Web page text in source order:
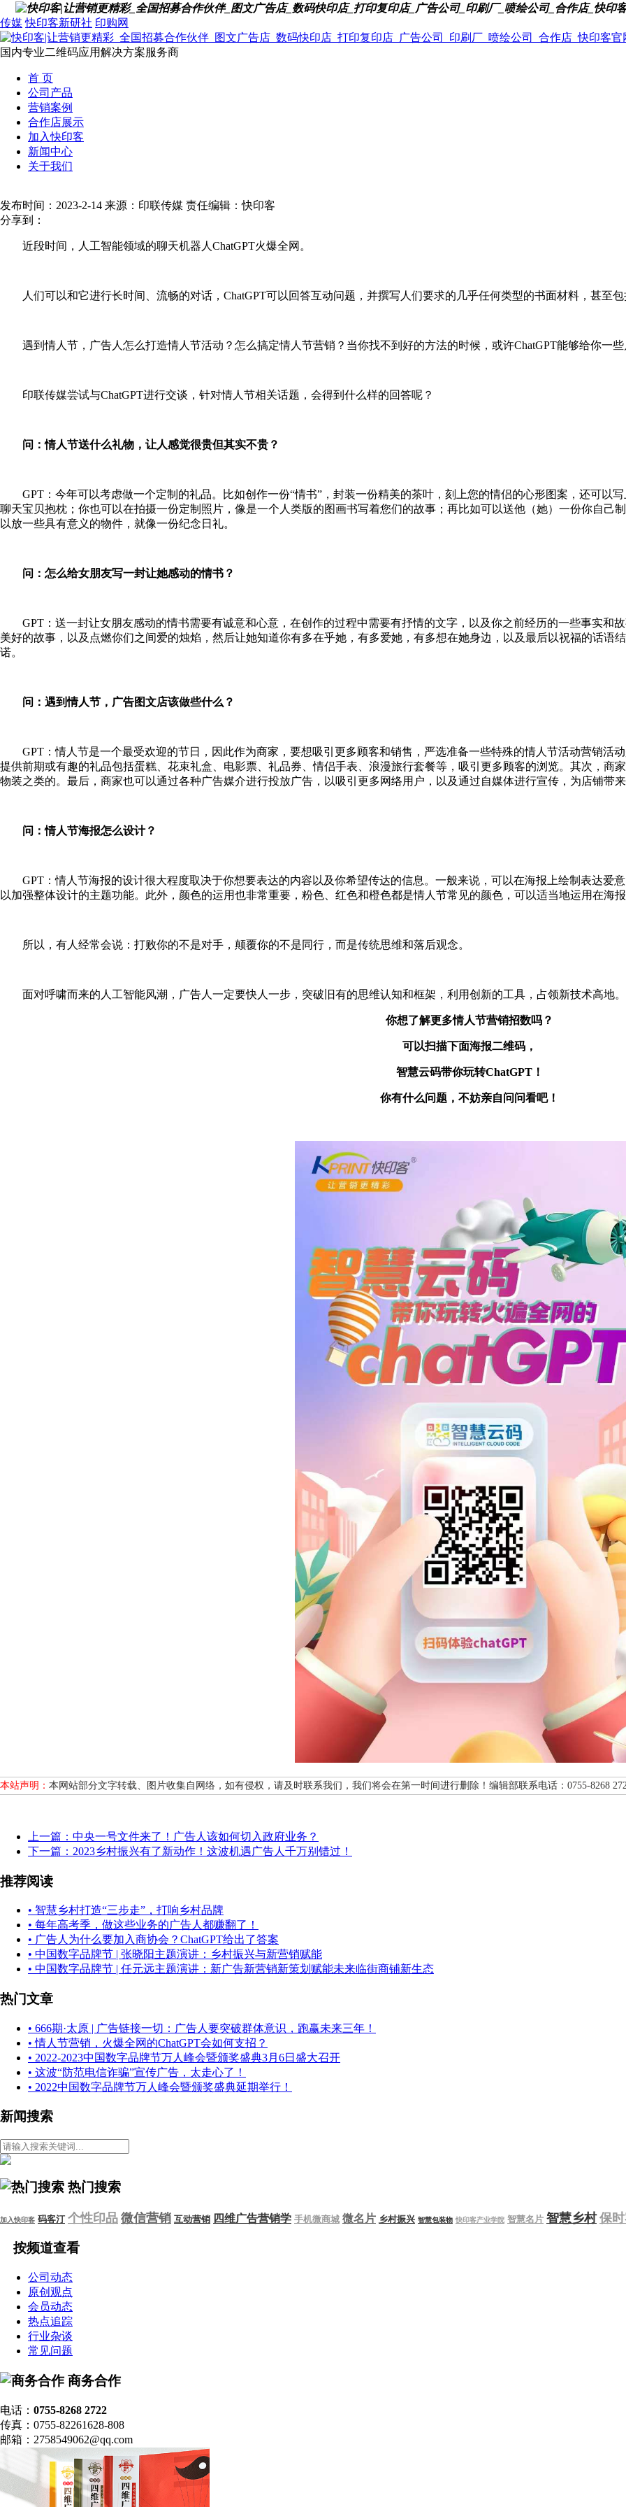
传媒 快印客新研社 印购网
国内专业二维码应用解决方案服务商
首 页
公司产品
营销案例
合作店展示
加入快印客
新闻中心
关于我们
>新闻中心>热点追踪
情人节营销，火爆全网的ChatGPT会如何支招？
发布时间：2023-2-14 来源：印联传媒 责任编辑：快印客
分享到：
近段时间，人工智能领域的聊天机器人ChatGPT火爆全网。
人们可以和它进行长时间、流畅的对话，ChatGPT可以回答互动问题，并撰写人们要求的几乎任何类型的书面材料，甚至
遇到情人节，广告人怎么打造情人节活动？怎么搞定情人节营销？当你找不到好的方法的时候，或许ChatGPT能够给你一
印联传媒尝试与ChatGPT进行交谈，针对情人节相关话题，会得到什么样的回答呢？
问：情人节送什么礼物，让人感觉很贵但其实不贵？
GPT： 今年可以考虑做一个定制的礼品。比如创作一份“情书”，封装一份精美的茶叶，刻上您的情侣的心形图案，还可以
聊天宝贝抱枕；你也可以在拍摄一份定制照片，像是一个人类版的图画书写着您们的故事；再比如可以送他（她）一份你自己
以放一些具有意义的物件，就像一份纪念日礼。
问： 怎么给女朋友写一封让她感动的情书？
GPT： 送一封让女朋友感动的情书需要有诚意和心意，在创作的过程中需要有抒情的文字，以及你之前经历的一些事实和
美好的故事，以及点燃你们之间爱的烛焰，然后让她知道你有多在乎她，有多爱她，有多想在她身边，以及最后以祝福的话语
诺。
问： 遇到情人节，广告图文店该做些什么？
GPT：情人节是一个最受欢迎的节日，因此作为商家，要想吸引更多顾客和销售，严选准备一些特殊的情人节活动营销活
提供前期或有趣的礼品包括蛋糕、花束礼盒、电影票、礼品券、情侣手表、浪漫旅行套餐等，吸引更多顾客的浏览。其次，商
物装之类的。最后，商家也可以通过各种广告媒介进行投放广告，以吸引更多网络用户，以及通过自媒体进行宣传，为店铺带
问：情人节海报怎么设计？
GPT：情人节海报的设计很大程度取决于你想要表达的内容以及你希望传达的信息。一般来说，可以在海报上绘制表达爱
以加强整体设计的主题功能。此外，颜色的运用也非常重要，粉色、红色和橙色都是情人节常见的颜色，可以适当地运用在海
所以，有人经常会说：打败你的不是对手，颠覆你的不是同行，而是传统思维和落后观念。
面对呼啸而来的人工智能风潮，广告人一定要快人一步，突破旧有的思维认知和框架，利用创新的工具，占领新技术高地。
你想了解更多情人节营销招数吗？
可以扫描下面海报二维码，
智慧云码带你玩转ChatGPT！
你有什么问题，不妨亲自问问看吧！
本站声明： 本网站部分文字转载、图片收集自网络，如有侵权，请及时联系我们，我们将会在第一时间进行删除！编辑部联系电话：0755-8268
上一篇：中央一号文件来了！广告人该如何切入政府业务？
下一篇：2023乡村振兴有了新动作！这波机遇广告人千万别错过！
推荐阅读
• 智慧乡村打造“三步走”，打响乡村品牌
• 每年高考季，做这些业务的广告人都赚翻了！
• 广告人为什么要加入商协会？ChatGPT给出了答案
• 中国数字品牌节 | 张晓阳主题演讲：乡村振兴与新营销赋能
• 中国数字品牌节 | 任元远主题演讲：新广告新营销新策划赋能未来临街商铺新生态
热门文章
• 666期·太原 | 广告链接一切：广告人要突破群体意识，跑赢未来三年！
• 情人节营销，火爆全网的ChatGPT会如何支招？
• 2022-2023中国数字品牌节万人峰会暨颁奖盛典3月6日盛大召开
• 这波“防范电信诈骗”宣传广告，太走心了！
• 2022中国数字品牌节万人峰会暨颁奖盛典延期举行！
新闻搜索
热门搜索
加入快印客 码客汀 个性印品 微信营销 互动营销 四维广告营销学 手机微商城 微名片 乡村振兴 智慧包装物 快印客产业学院 智慧名片 智慧乡村 保
按频道查看
公司动态
原创观点
会员动态
热点追踪
行业杂谈
常见问题
商务合作
电话： 0755-8268 2722
传真：0755-82261628-808
邮箱：2758549062@qq.com